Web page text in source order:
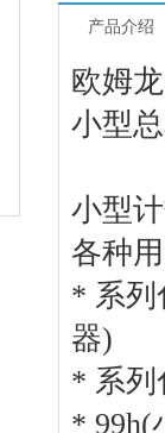
产品介绍
欧姆
小型
小型
各种
* 系列
器)
* 系列
* 99h(